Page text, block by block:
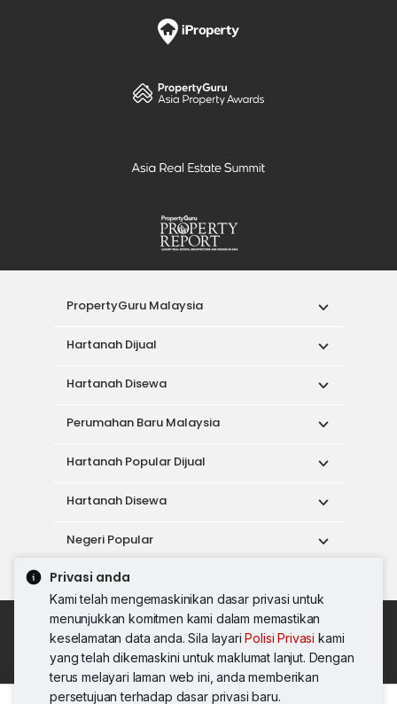
Privasi anda
Kami telah mengemaskinikan dasar privasi untuk
menunjukkan komitmen kami dalam memastikan
keselamatan data anda. Sila layariPolisi Privasi kami
yang telah dikemaskini untuk maklumat lanjut. Dengan
terus melayari laman web ini, anda memberikan
persetujuan terhadap dasar privasi baru.
PropertyGuru Malaysia
Hartanah Dijual
Hartanah Disewa
Perumahan Baru Malaysia
Hartanah Popular Dijual
Hartanah Disewa
Negeri Popular
Alat
Dasar Penggunaan
Syarat Perkhidmatan
Dasar Privasi
Syarat Pembelian
© 2026 PropertyGuru International (Malaysia)